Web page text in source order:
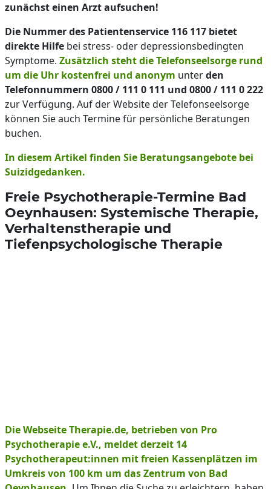
zunächst einen Arzt aufsuchen!
Die Nummer des Patientenservice 116 117 bietet
direkte Hilfe bei stress- oder depressionsbedingten
Symptome. Zusätzlich steht die Telefonseelsorge rund
um die Uhr kostenfrei und anonym unterden
Telefonnummern 0800 / 111 0 111 und 0800 / 111 0 222
zur Verfügung. Auf der Website der Telefonseelsorge
können Sie auch Termine für persönliche Beratungen
buchen.
In diesem Artikel finden Sie Beratungsangebote bei
Suizidgedanken.
Freie Psychotherapie-Termine Bad
Oeynhausen: Systemische Therapie,
Verhaltenstherapie und
Tiefenpsychologische Therapie
Die Webseite Therapie.de, betrieben von Pro
Psychotherapie e.V., meldet derzeit 14
Psychotherapeut:innen mit freien Kassenplätzen im
Umkreis von 100 km um das Zentrum von Bad